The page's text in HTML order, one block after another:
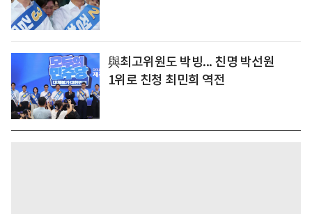
與최고위원도 박빙... 친명 박선원
1위로 친청 최민희 역전